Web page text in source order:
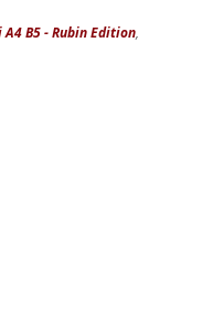
A4 B5 - Rubin Edition,